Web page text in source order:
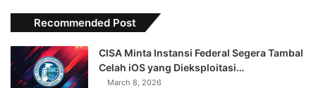
Recommended Post
CISA Minta Instansi Federal Segera Tambal
Celah iOS yang Dieksploitasi…
March 8, 2026